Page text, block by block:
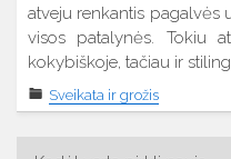
atveju renkantis pagalvės
visos patalynės. Tokiu
kokybiškoje, tačiau ir
Sveikata ir grožis